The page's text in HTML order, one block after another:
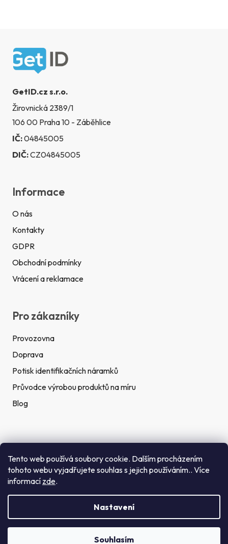
Tento web používá soubory cookie. Dalším procházením
tohoto webu vyjadřujete souhlas s jejich používáním.. Více
informací zde.
Nastavení
Souhlasím
Zápatí
GetID.cz s.r.o.
Žirovnická 2389/1
106 00 Praha 10 - Záběhlice
IČ:04845005
DIČ:CZ04845005
Informace
O nás
Kontakty
GDPR
Obchodní podmínky
Vrácení a reklamace
Pro zákazníky
Provozovna
Doprava
Potisk identifikačních náramků
Průvodce výrobou produktů na míru
Blog
Rychlé kontakty
Telefon:
(+420) 272 702 212